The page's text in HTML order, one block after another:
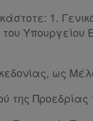
1.
Υπουργείου
ως
της